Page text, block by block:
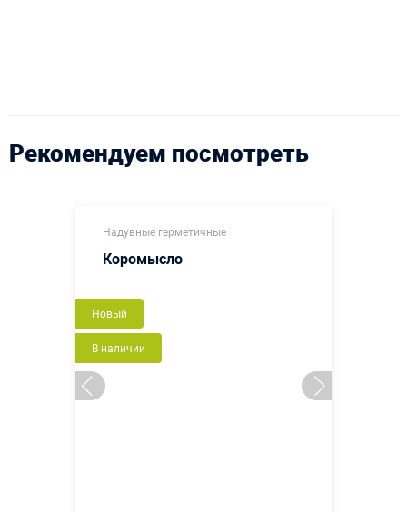
Рекомендуем посмотреть
Надувные герметичные
Коромысло
Новый
В наличии